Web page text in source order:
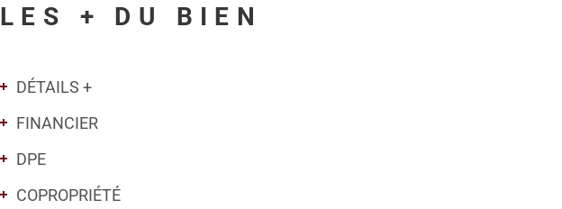
LES + DU BIEN
DÉTAILS +
FINANCIER
DPE
COPROPRIÉTÉ